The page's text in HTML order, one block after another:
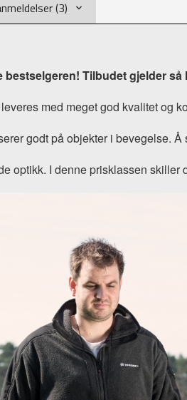
(3)
bestselgeren! Tilbudet gjelder så
med meget god kvalitet og
godt på objekter i bevegelse.
optikk. I denne prisklassen